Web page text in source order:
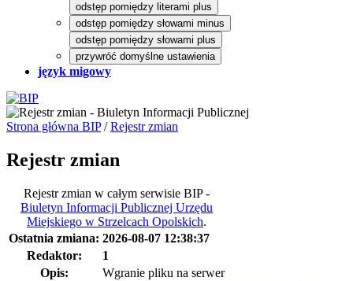
odstęp pomiędzy literami plus
odstęp pomiędzy słowami minus
odstęp pomiędzy słowami plus
przywróć domyślne ustawienia
język migowy
Strona główna BIP/Rejestr zmian
Rejestr zmian
Rejestr zmian w całym serwisie BIP -
Biuletyn Informacji Publicznej Urzędu
Miejskiego w Strzelcach Opolskich.
Ostatnia zmiana: 2026-08-07 12:38:37
Redaktor:
1
Opis:
Wgranie pliku na serwer